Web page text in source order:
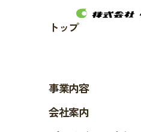
トップ
事業内容
会社案内